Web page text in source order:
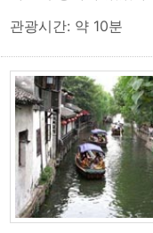
관광시간: 약 10분